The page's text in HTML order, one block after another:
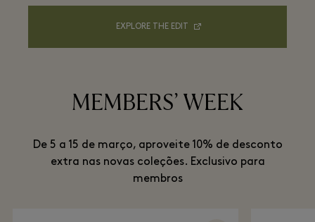
EXPLORE THE EDIT
MEMBERS’ WEEK
De 5 a 15 de março, aproveite 10% de desconto
extra nas novas coleções. Exclusivo para
membros